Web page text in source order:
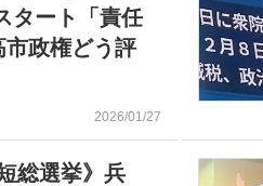
タート「責任
市政権どう評
2026/01/27
総選挙》兵